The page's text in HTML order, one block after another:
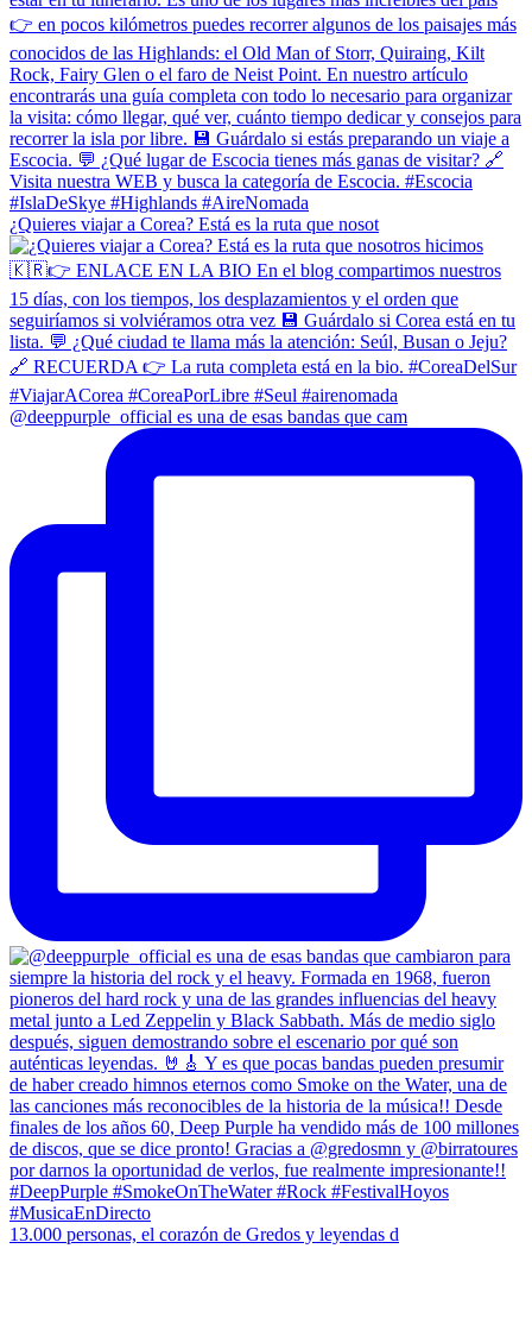
¿Quieres viajar a Corea? Está es la ruta que nosot
@deeppurple_official es una de esas bandas que cam
13.000 personas, el corazón de Gredos y leyendas d